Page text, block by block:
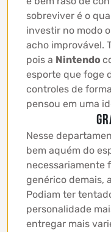
sobreviver é o
investir no modo
acho improvável.
pois a Nintendo
esporte que foge
controles de
pensou em uma
Nesse
bem aquém do
necessariamente
genérico demais,
Podiam ter
personalidade
entregar mais